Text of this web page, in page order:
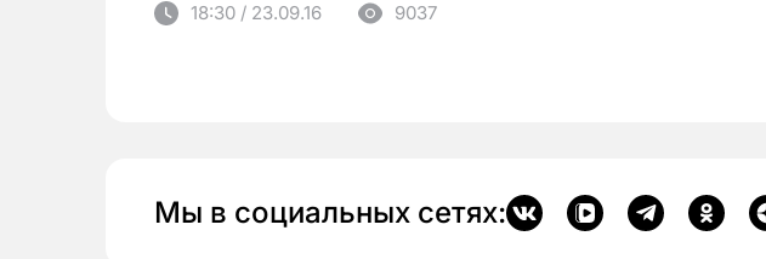
18:30 / 23.09.16 9037
Мы в социальных сетях: